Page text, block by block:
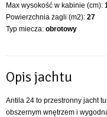
Max wysokość w kabinie (cm):
Powierzchnia żagli (m2): 27
Typ miecza: obrotowy
Opis jachtu
Antila 24 to przestronny jacht
obszernym wnętrzem i